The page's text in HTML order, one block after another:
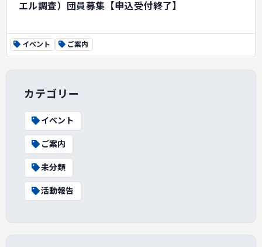
エル調査）団員募集【申込受付終了】
イベント ご案内
カテゴリー
イベント
ご案内
未分類
活動報告